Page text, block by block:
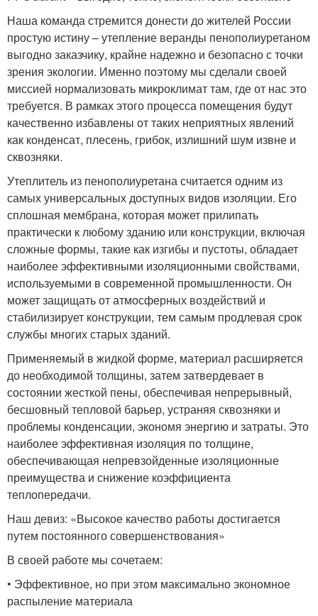
Наша команда стремится донести до жителей России
простую истину – утепление веранды пенополиуретаном
выгодно заказчику, крайне надежно и безопасно с точки
зрения экологии. Именно поэтому мы сделали своей
миссией нормализовать микроклимат там, где от нас это
требуется. В рамках этого процесса помещения будут
качественно избавлены от таких неприятных явлений
как конденсат, плесень, грибок, излишний шум извне и
сквозняки.
Утеплитель из пенополиуретана считается одним из
самых универсальных доступных видов изоляции. Его
сплошная мембрана, которая может прилипать
практически к любому зданию или конструкции, включая
сложные формы, такие как изгибы и пустоты, обладает
наиболее эффективными изоляционными свойствами,
используемыми в современной промышленности. Он
может защищать от атмосферных воздействий и
стабилизирует конструкции, тем самым продлевая срок
службы многих старых зданий.
Применяемый в жидкой форме, материал расширяется
до необходимой толщины, затем затвердевает в
состоянии жесткой пены, обеспечивая непрерывный,
бесшовный тепловой барьер, устраняя сквозняки и
проблемы конденсации, экономя энергию и затраты. Это
наиболее эффективная изоляция по толщине,
обеспечивающая непревзойденные изоляционные
преимущества и снижение коэффициента
теплопередачи.
Наш девиз: «Высокое качество работы достигается
путем постоянного совершенствования»
В своей работе мы сочетаем:
• Эффективное, но при этом максимально экономное
распыление материала